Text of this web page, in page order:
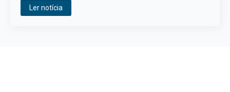
Ler notícia